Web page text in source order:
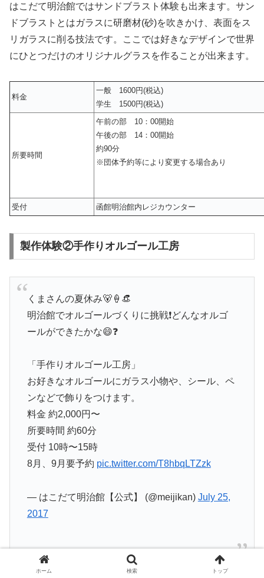
はこだて明治館ではサンドブラスト体験も出来ます。サン
ドブラストとはガラスに研磨材(砂)を吹きかけ、表面をス
リガラスに削る技法です。ここでは好きなデザインで世界
にひとつだけのオリジナルグラスを作ることが出来ます。
料金
一般 1600円(税込)
学生 1500円(税込)
所要時間
午前の部 10：00開始
午後の部 14：00開始
約90分
※団体予約等により変更する場合あり
受付 函館明治館内レジカウンター
製作体験②手作りオルゴール工房
くまさんの夏休み🐻🍦👒
明治館でオルゴールづくりに挑戦❗️どんなオルゴ
ールができたかな😄❓
「手作りオルゴール工房」
お好きなオルゴールにガラス小物や、シール、ペ
ンなどで飾りをつけます。
料金 約2,000円〜
所要時間 約60分
受付 10時〜15時
8月、9月要予約 pic.twitter.com/T8hbqLTZzk
— はこだて明治館【公式】 (@meijikan) July 25,
2017
ホーム 検索 トップ